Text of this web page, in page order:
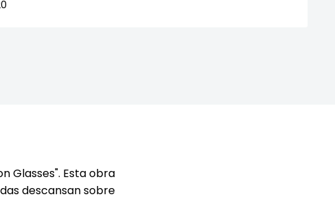
Glasses". Esta obra
descansan sobre